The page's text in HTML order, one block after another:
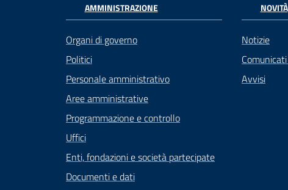
AMMINISTRAZIONE
Organi di governo
Politici
Personale amministrativo
Aree amministrative
Programmazione e controllo
Uffici
Enti, fondazioni e società partecipate
Documenti e dati
NOVITÀ
Notizie
Avvisi